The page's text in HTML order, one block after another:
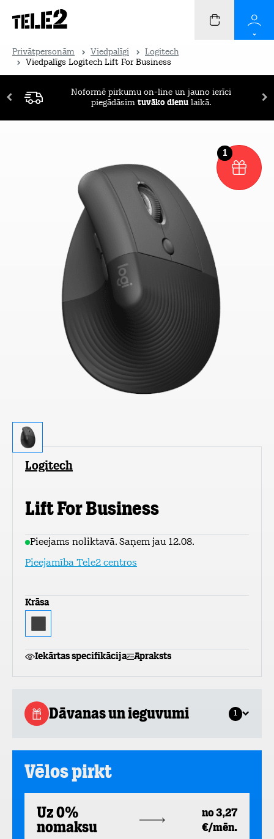
Privātpersonām Viedpalīgi
Logitech
Viedpalīgs Logitech Lift For Business
Noformē pirkumu on-line un jauno ierīci
piegādāsim tuvāko dienu laikā.
1
Logitech
Lift For Business
Pieejams noliktavā. Saņem jau 12.08.
Pieejamība Tele2 centros
Krāsa
Iekārtas specifikācija Apraksts
Dāvanas un ieguvumi 1
Vēlos pirkt
Uz 0%
nomaksu
no 3,27
€/mēn.